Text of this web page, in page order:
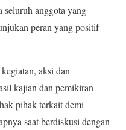
seluruh anggota yang
peran yang positif
aksi dan
kajian dan pemikiran
pihak terkait demi
saat berdiskusi dengan